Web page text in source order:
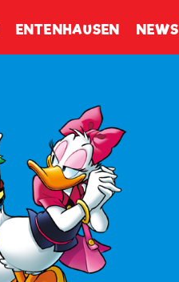
ENTENHAUSEN NEWS